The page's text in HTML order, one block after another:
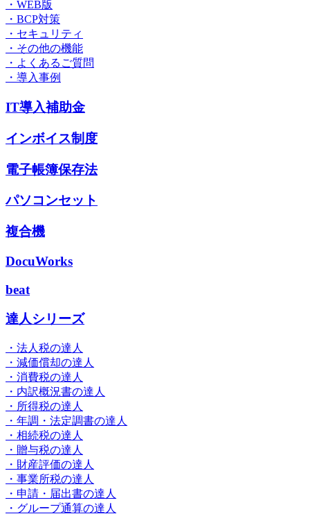
・WEB版
・BCP対策
・セキュリティ
・その他の機能
・よくあるご質問
・導入事例
IT導入補助金
インボイス制度
電子帳簿保存法
パソコンセット
複合機
DocuWorks
beat
達人シリーズ
・法人税の達人
・減価償却の達人
・消費税の達人
・内訳概況書の達人
・所得税の達人
・年調・法定調書の達人
・相続税の達人
・贈与税の達人
・財産評価の達人
・事業所税の達人
・申請・届出書の達人
・グループ通算の達人